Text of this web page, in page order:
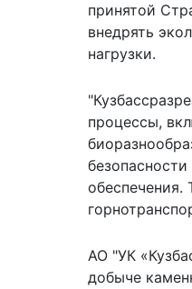
принятой
внедрять
нагрузки.
процессы,
обеспечения.
АО "УК
добыче